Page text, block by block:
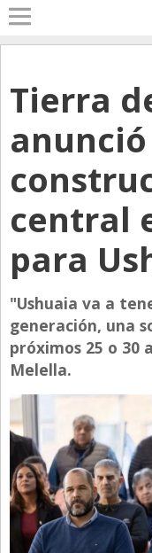
Home
Alerta
Anticipo
Campo
Club House
Coleccionistas
Con Estilo
De Bolsillo
Diarios de Argentina
Directivos
Ecología y Ambiente
Economía
El Experto
El Innovador
Tierra
central
para
"Ushuaia va a
generación, una
próximos 25 o 30
Melella.